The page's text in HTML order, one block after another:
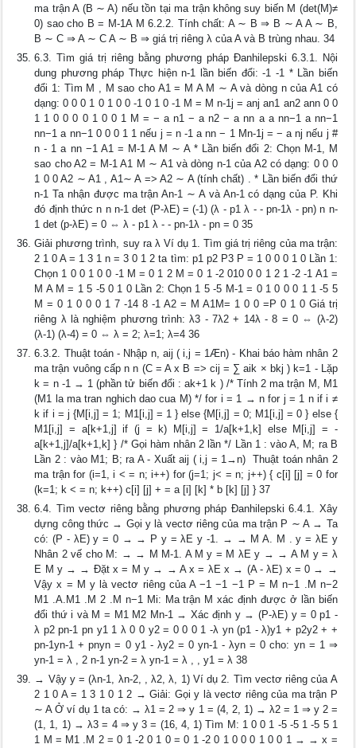
ma trận A (B ∼ A) nếu tồn tại ma trận không suy biến M (det(M)≠
0) sao cho B = M-1A M 6.2.2. Tính chất: A ∼ B ⇒ B ∼ A A ∼ B,
B ∼ C ⇒ A ∼ C A ∼ B ⇒ giá trị riêng λ của A và B trùng nhau. 34
6.3. Tìm giá trị riêng bằng phương pháp Đanhilepski 6.3.1. Nội
dung phương pháp Thực hiện n-1 lần biến đổi: -1 -1 * Lần biến
đổi 1: Tìm M , M sao cho A1 = M A M ∼ A và dòng n của A1 có
dạng: 0 0 0 1 0 1 0 0 -1 0 1 0 -1 M = M n-1j = anj an1 an2 ann 0 0
1 1 0 0 0 0 1 0 0 1 M = − a n1 − a n2 − a nn a a nn−1 a nn−1
nn−1 a nn−1 0 0 0 1 1 nếu j = n -1 a nn − 1 Mn-1j = − a nj nếu j #
n - 1 a nn −1 A1 = M-1 A M ∼ A * Lần biến đổi 2: Chọn M-1, M
sao cho A2 = M-1 A1 M ∼ A1 và dòng n-1 của A2 có dạng: 0 0 0
1 0 0 A2 ∼ A1 , A1∼ A => A2 ∼ A (tính chất) . * Lần biến đổi thứ
n-1 Ta nhận được ma trận An-1 ∼ A và An-1 có dạng của P. Khi
đó định thức n n n-1 det (P-λE) = (-1) (λ - p1 λ - - pn-1λ - pn) n n-
1 det (p-λE) = 0 ⇔ λ - p1 λ - - pn-1λ - pn = 0 35
Giải phương trình, suy ra λ Ví dụ 1. Tìm giá trị riêng của ma trận:
2 1 0 A = 1 3 1 n = 3 0 1 2 ta tìm: p1 p2 P3 P = 1 0 0 0 1 0 Lần 1:
Chọn 1 0 0 1 0 0 -1 M = 0 1 2 M = 0 1 -2 010 0 0 1 2 1 -2 -1 A1 =
M A M = 1 5 -5 0 1 0 Lần 2: Chọn 1 5 -5 M-1 = 0 1 0 0 0 1 1 -5 5
M = 0 1 0 0 0 1 7 -14 8 -1 A2 = M A1M= 1 0 0 =P 0 1 0 Giá trị
riêng λ là nghiệm phương trình: λ3 - 7λ2 + 14λ - 8 = 0 ⇔ (λ-2)
(λ-1) (λ-4) = 0 ⇔ λ = 2; λ=1; λ=4 36
6.3.2. Thuật toán - Nhập n, aij ( i,j = 1Æn) - Khai báo hàm nhân 2
ma trận vuông cấp n n (C = A x B => cij = ∑ aik × bkj ) k=1 - Lặp
k = n -1 → 1 (phần tử biến đổi : ak+1 k ) /* Tính 2 ma trận M, M1
(M1 la ma tran nghich dao cua M) */ for i = 1 → n for j = 1 n if i ≠
k if i = j {M[i,j] = 1; M1[i,j] = 1 } else {M[i,j] = 0; M1[i,j] = 0 } else {
M1[i,j] = a[k+1,j] if (j = k) M[i,j] = 1/a[k+1,k] else M[i,j] = -
a[k+1,j]/a[k+1,k] } /* Gọi hàm nhân 2 lần */ Lần 1 : vào A, M; ra B
Lần 2 : vào M1; B; ra A - Xuất aij ( i,j = 1→n)  Thuật toán nhân 2
ma trận for (i=1, i < = n; i++) for (j=1; j< = n; j++) { c[i] [j] = 0 for
(k=1; k < = n; k++) c[i] [j] + = a [i] [k] * b [k] [j] } 37
6.4. Tìm vectơ riêng bằng phương pháp Đanhilepski 6.4.1. Xây
dựng công thức → Gọi y là vectơ riêng của ma trận P ∼ A → Ta
có: (P - λE) y = 0 → → P y = λE y -1. → → M A. M . y = λE y
Nhân 2 vế cho M: → → M M-1. A M y = M λE y → → A M y = λ
E M y → → Đặt x = M y → → A x = λE x → (A - λE) x = 0 → →
Vậy x = M y là vectơ riêng của A −1 −1 −1 P = M n−1 .M n−2
M1 .A.M1 .M 2 .M n−1 Mi: Ma trận M xác định được ở lần biến
đổi thứ i và M = M1 M2 Mn-1 → Xác định y → (P-λE) y = 0 p1 -
λ p2 pn-1 pn y1 1 λ 0 0 y2 = 0 0 0 1 -λ yn (p1 - λ)y1 + p2y2 + +
pn-1yn-1 + pnyn = 0 y1 - λy2 = 0 yn-1 - λyn = 0 cho: yn = 1 ⇒
yn-1 = λ , 2 n-1 yn-2 = λ yn-1 = λ , , y1 = λ 38
→ Vậy y = (λn-1, λn-2, , λ2, λ, 1) Ví dụ 2. Tìm vectơ riêng của A
2 1 0 A = 1 3 1 0 1 2 → Giải: Gọi y là vectơ riêng của ma trận P
∼ A Ở ví dụ 1 ta có: → λ1 = 2 ⇒ y 1 = (4, 2, 1) → λ2 = 1 ⇒ y 2 =
(1, 1, 1) → λ3 = 4 ⇒ y 3 = (16, 4, 1) Tìm M: 1 0 0 1 -5 -5 1 -5 5 1
1 M = M1 .M 2 = 0 1 -2 0 1 0 = 0 1 -2 0 1 0 0 0 1 0 0 1 → → x =